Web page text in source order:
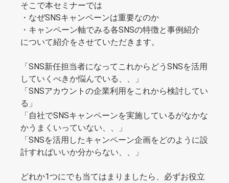
そこで本セミナーでは
・なぜSNSキャンペーンは重要なのか
・キャンペーン軸でみる各SNSの特徴と事例紹介
について紹介をさせていただきます。
「SNS新任担当者になってこれからどうSNSを活用
していくべきか悩んでいる、、」
「SNSアカウントの企業利用をこれから検討してい
る」
「自社でSNSキャンペーンを実施しているがなかな
かうまくいっていない、、」
「SNSを活用したキャンペーン企画をどのように設
計すればいいか分からない、、」
どれか1つにでも当てはまりましたら、必ずお役立